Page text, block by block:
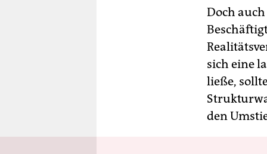
Doch
sich eine
ließe,
den